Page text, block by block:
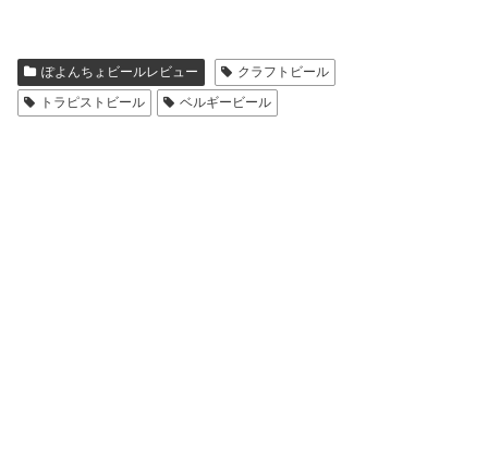
ぽよんちょビールレビュー
クラフトビール
トラピストビール
ベルギービール